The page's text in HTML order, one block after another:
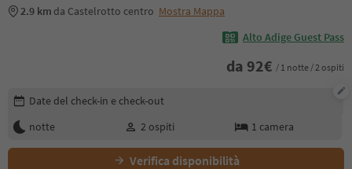
2.9 km da Castelrotto centro Mostra Mappa
Alto Adige Guest Pass
da 92€ / 1 notte / 2 ospiti
Modifica i dettagli della prenotazione
Date del check-in e check-out
notte
2 ospiti 1 camera
Verifica disponibilità